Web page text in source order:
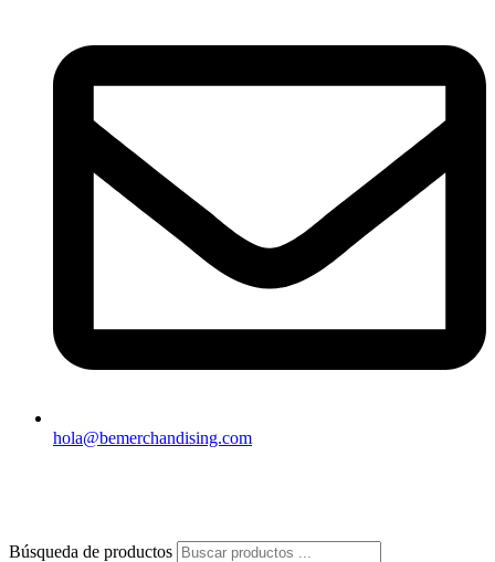
hola@bemerchandising.com
Búsqueda de productos